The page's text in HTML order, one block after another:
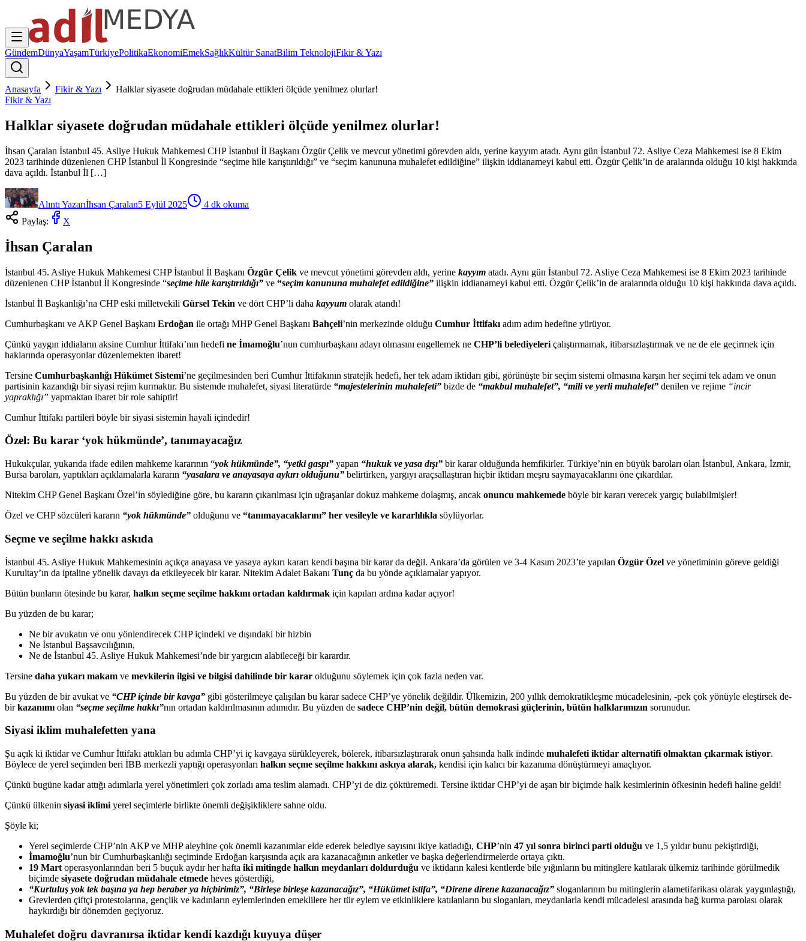
GündemDünyaYaşamTürkiyePolitikaEkonomiEmekSağlıkKültür SanatBilim TeknolojiFikir & Yazı
Anasayfa Fikir & Yazı
Halklar siyasete doğrudan müdahale ettikleri ölçüde yenilmez olurlar!
Fikir & Yazı
Halklar siyasete doğrudan müdahale ettikleri ölçüde yenilmez olurlar!
İhsan Çaralan İstanbul 45. Asliye Hukuk Mahkemesi CHP İstanbul İl Başkanı Özgür Çelik ve mevcut yönetimi görevden aldı, yerine kayyım atadı. Aynı gün İstanbul 72. Asliye Ceza Mahkemesi ise 8 Ekim
2023 tarihinde düzenlenen CHP İstanbul İl Kongresinde “seçime hile karıştırıldığı” ve “seçim kanununa muhalefet edildiğine” ilişkin iddianameyi kabul etti. Özgür Çelik’in de aralarında olduğu 10 kişi hakkında
dava açıldı. İstanbul İl […]
Alıntı Yazarıİhsan Çaralan5 Eylül 2025 4 dk okuma
Paylaş:
X
İhsan Çaralan
İstanbul 45. Asliye Hukuk Mahkemesi CHP İstanbul İl Başkanı Özgür Çelik ve mevcut yönetimi görevden aldı, yerine kayyım atadı. Aynı gün İstanbul 72. Asliye Ceza Mahkemesi ise 8 Ekim 2023 tarihinde
düzenlenen CHP İstanbul İl Kongresinde “seçime hile karıştırıldığı” ve “seçim kanununa muhalefet edildiğine” ilişkin iddianameyi kabul etti. Özgür Çelik’in de aralarında olduğu 10 kişi hakkında dava açıldı.
İstanbul İl Başkanlığı’na CHP eski milletvekili Gürsel Tekin ve dört CHP’li daha kayyum olarak atandı!
Cumhurbaşkanı ve AKP Genel Başkanı Erdoğan ile ortağı MHP Genel Başkanı Bahçeli’nin merkezinde olduğu Cumhur İttifakı adım adım hedefine yürüyor.
Çünkü yaygın iddiaların aksine Cumhur İttifakı’nın hedefi ne İmamoğlu’nun cumhurbaşkanı adayı olmasını engellemek ne CHP’li belediyeleri çalıştırmamak, itibarsızlaştırmak ve ne de ele geçirmek için
haklarında operasyonlar düzenlemekten ibaret!
Tersine Cumhurbaşkanlığı Hükümet Sistemi’ne geçilmesinden beri Cumhur İttifakının stratejik hedefi, her tek adam iktidarı gibi, görünüşte bir seçim sistemi olmasına karşın her seçimi tek adam ve onun
partisinin kazandığı bir siyasi rejim kurmaktır. Bu sistemde muhalefet, siyasi literatürde “majestelerinin muhalefeti” bizde de “makbul muhalefet”, “mili ve yerli muhalefet” denilen ve rejime “incir
yapraklığı” yapmaktan ibaret bir role sahiptir!
Cumhur İttifakı partileri böyle bir siyasi sistemin hayali içindedir!
Özel: Bu karar ‘yok hükmünde’, tanımayacağız
Hukukçular, yukarıda ifade edilen mahkeme kararının “yok hükmünde”, “yetki gaspı” yapan “hukuk ve yasa dışı” bir karar olduğunda hemfikirler. Türkiye’nin en büyük baroları olan İstanbul, Ankara, İzmir,
Bursa baroları, yaptıkları açıklamalarla kararın “yasalara ve anayasaya aykırı olduğunu” belirtirken, yargıyı araçsallaştıran hiçbir iktidarı meşru saymayacaklarını öne çıkardılar.
Nitekim CHP Genel Başkanı Özel’in söylediğine göre, bu kararın çıkarılması için uğraşanlar dokuz mahkeme dolaşmış, ancak onuncu mahkemede böyle bir kararı verecek yargıç bulabilmişler!
Özel ve CHP sözcüleri kararın “yok hükmünde” olduğunu ve “tanımayacaklarını” her vesileyle ve kararlılıkla söylüyorlar.
Seçme ve seçilme hakkı askıda
İstanbul 45. Asliye Hukuk Mahkemesinin açıkça anayasa ve yasaya aykırı kararı kendi başına bir karar da değil. Ankara’da görülen ve 3-4 Kasım 2023’te yapılan Özgür Özel ve yönetiminin göreve geldiği
Kurultay’ın da iptaline yönelik davayı da etkileyecek bir karar. Nitekim Adalet Bakanı Tunç da bu yönde açıklamalar yapıyor.
Bütün bunların ötesinde bu karar, halkın seçme seçilme hakkını ortadan kaldırmak için kapıları ardına kadar açıyor!
Bu yüzden de bu karar;
Ne bir avukatın ve onu yönlendirecek CHP içindeki ve dışındaki bir hizbin
Ne İstanbul Başsavcılığının,
Ne de İstanbul 45. Asliye Hukuk Mahkemesi’nde bir yargıcın alabileceği bir karardır.
Tersine daha yukarı makam ve mevkilerin ilgisi ve bilgisi dahilinde bir karar olduğunu söylemek için çok fazla neden var.
Bu yüzden de bir avukat ve “CHP içinde bir kavga” gibi gösterilmeye çalışılan bu karar sadece CHP’ye yönelik değildir. Ülkemizin, 200 yıllık demokratikleşme mücadelesinin, -pek çok yönüyle eleştirsek de-
birkazanımı olan “seçme seçilme hakkı”nın ortadan kaldırılmasının adımıdır. Bu yüzden de sadece CHP’nin değil, bütün demokrasi güçlerinin, bütün halklarımızın sorunudur.
Siyasi iklim muhalefetten yana
Şu açık ki iktidar ve Cumhur İttifakı attıkları bu adımla CHP’yi iç kavgaya sürükleyerek, bölerek, itibarsızlaştırarak onun şahsında halk indinde muhalefeti iktidar alternatifi olmaktan çıkarmak istiyor.
Böylece de yerel seçimden beri İBB merkezli yaptığı operasyonları halkın seçme seçilme hakkını askıya alarak, kendisi için kalıcı bir kazanıma dönüştürmeyi amaçlıyor.
Çünkü bugüne kadar attığı adımlarla yerel yönetimleri çok zorladı ama teslim alamadı. CHP’yi de diz çöktüremedi. Tersine iktidar CHP’yi de aşan bir biçimde halk kesimlerinin öfkesinin hedefi haline geldi!
Çünkü ülkenin siyasi iklimi yerel seçimlerle birlikte önemli değişikliklere sahne oldu.
Şöyle ki;
Yerel seçimlerde CHP’nin AKP ve MHP aleyhine çok önemli kazanımlar elde ederek belediye sayısını ikiye katladığı, CHP’nin 47 yıl sonra birinci parti olduğu ve 1,5 yıldır bunu pekiştirdiği,
İmamoğlu’nun bir Cumhurbaşkanlığı seçiminde Erdoğan karşısında açık ara kazanacağının anketler ve başka değerlendirmelerde ortaya çıktı.
19 Mart operasyonlarından beri 5 buçuk aydır her hafta iki mitingde halkın meydanları doldurduğu ve iktidarın kalesi kentlerde bile yığınların bu mitinglere katılarak ülkemiz tarihinde görülmedik
biçimde siyasete doğrudan müdahale etmede heves gösterdiği,
“Kurtuluş yok tek başına ya hep beraber ya hiçbirimiz”, “Birleşe birleşe kazanacağız”, “Hükümet istifa”, “Direne direne kazanacağız” sloganlarının bu mitinglerin alametifarikası olarak yaygınlaştığı,
Grevlerden çiftçi protestolarına, gençlik ve kadınların eylemlerinden emeklilere her tür eylem ve etkinliklere katılanların bu sloganları, meydanlarla kendi mücadelesi arasında bağ kurma parolası olarak
haykırdığı bir dönemden geçiyoruz.
Muhalefet doğru davranırsa iktidar kendi kazdığı kuyuya düşer